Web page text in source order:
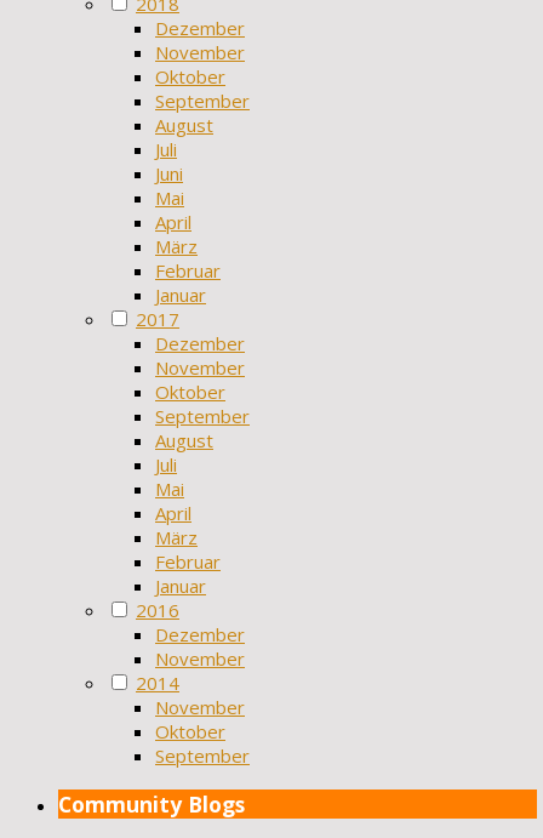
Dezember
November
Oktober
September
August
Juli
Juni
Mai
April
März
Februar
Januar
2017
Dezember
November
Oktober
September
August
Juli
Mai
April
März
Februar
Januar
2016
Dezember
November
2014
November
Oktober
September
Community Blogs